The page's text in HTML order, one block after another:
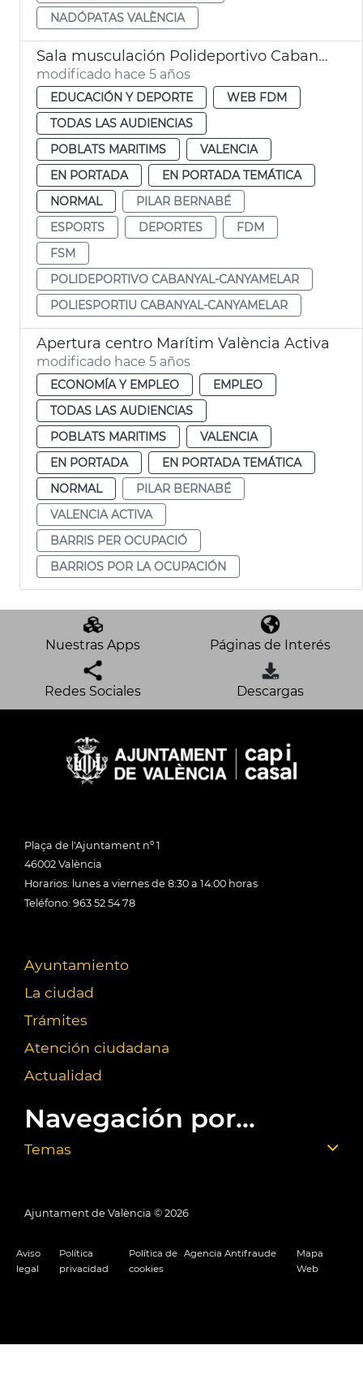
NADÓPATAS VALÈNCIA
Sala musculación Polideportivo Cabanyal-Canyamelar
modificado hace 5 años
EDUCACIÓN Y DEPORTE
WEB FDM
TODAS LAS AUDIENCIAS
POBLATS MARITIMS
VALENCIA
EN PORTADA
EN PORTADA TEMÁTICA
NORMAL
PILAR BERNABÉ
ESPORTS
DEPORTES
FDM
FSM
POLIDEPORTIVO CABANYAL-CANYAMELAR
POLIESPORTIU CABANYAL-CANYAMELAR
Apertura centro Marítim València Activa
modificado hace 5 años
ECONOMÍA Y EMPLEO
EMPLEO
TODAS LAS AUDIENCIAS
POBLATS MARITIMS
VALENCIA
EN PORTADA
EN PORTADA TEMÁTICA
NORMAL
PILAR BERNABÉ
VALENCIA ACTIVA
BARRIS PER OCUPACIÓ
BARRIOS POR LA OCUPACIÓN
Nuestras Apps Páginas de Interés
Redes Sociales Descargas
Plaça de l'Ajuntament nº 1
46002 València
Horarios: lunes a viernes de 8:30 a 14:00 horas
Teléfono: 963 52 54 78
Ayuntamiento
La ciudad
Trámites
Atención ciudadana
Actualidad
Navegación por...
Temas
Ajuntament de València © 2026
Aviso
legal
Política
privacidad
Política de
cookies
Agencia Antifraude
Mapa
Web